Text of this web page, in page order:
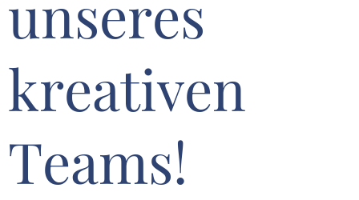
unseres
kreativen
Teams!